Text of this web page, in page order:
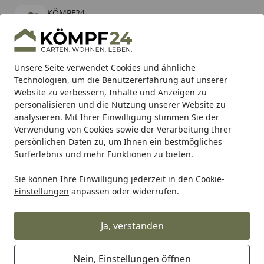
Unsere Seite verwendet Cookies und ähnliche
Technologien, um die Benutzererfahrung auf unserer
Website zu verbessern, Inhalte und Anzeigen zu
personalisieren und die Nutzung unserer Website zu
analysieren. Mit Ihrer Einwilligung stimmen Sie der
Verwendung von Cookies sowie der Verarbeitung Ihrer
persönlichen Daten zu, um Ihnen ein bestmögliches
Surferlebnis und mehr Funktionen zu bieten.
Sie können Ihre Einwilligung jederzeit in den Cookie-
Einstellungen anpassen oder widerrufen.
Ja, verstanden
Nein, Einstellungen öffnen
KÖMPF24
kostenlos - Im App Store
Hotline
Alle Produkte
Mein Konto
Suchen
Karibu Pools inkl. gratis Sandfilteranlage & Pool-
Starterset (Gesamtwert bis 468,99€)
Startseite
Auto & Zweirad Motorradzubehör & Werkzeuge
Supersprox Stealth-Kettenrad 520
45Z (Schwarz)